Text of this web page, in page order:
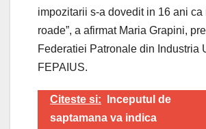
impozitarii s-a dovedit in 16 ani ca
roade”, a afirmat Maria Grapini,
Federatiei Patronale din Industria
FEPAIUS.
Citeste si:
Inceputul de
saptamana va indica